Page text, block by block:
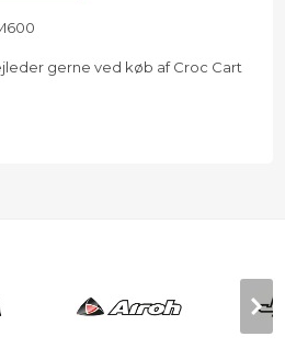
gerne ved køb af Croc Cart